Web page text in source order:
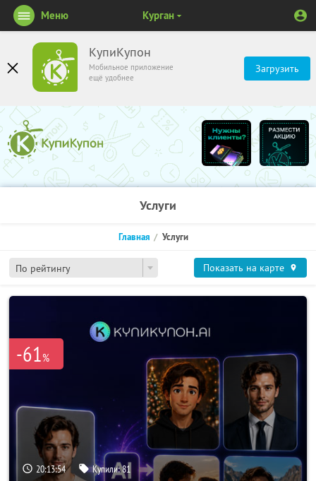
КупиКупон
Мобильное приложение
ещё удобнее
Загрузить
Меню Курган
Услуги
По рейтингу
Главная Услуги
Показать на карте
-61%
20:13:53 Купили:81